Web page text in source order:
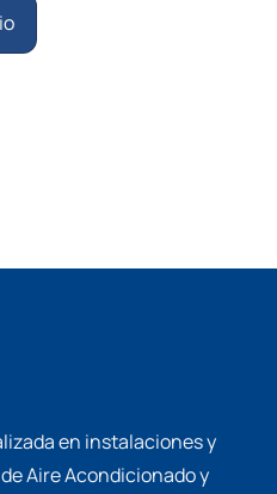
en instalaciones y
Aire Acondicionado y